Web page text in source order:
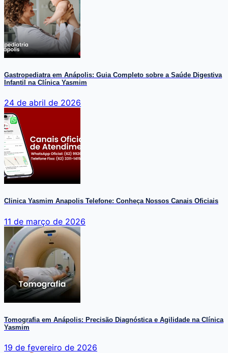
Gastropediatra em Anápolis: Guia Completo sobre a Saúde Digestiva
Infantil na Clínica Yasmim
24 de abril de 2026
Clinica Yasmim Anapolis Telefone: Conheça Nossos Canais Oficiais
11 de março de 2026
Tomografia em Anápolis: Precisão Diagnóstica e Agilidade na Clínica
Yasmim
19 de fevereiro de 2026